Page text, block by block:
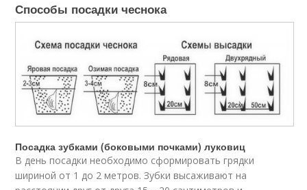
Способы посадки чеснока
Посадка зубками (боковыми почками) луковиц
В день посадки необходимо сформировать грядки
шириной от 1 до 2 метров. Зубки высаживают на